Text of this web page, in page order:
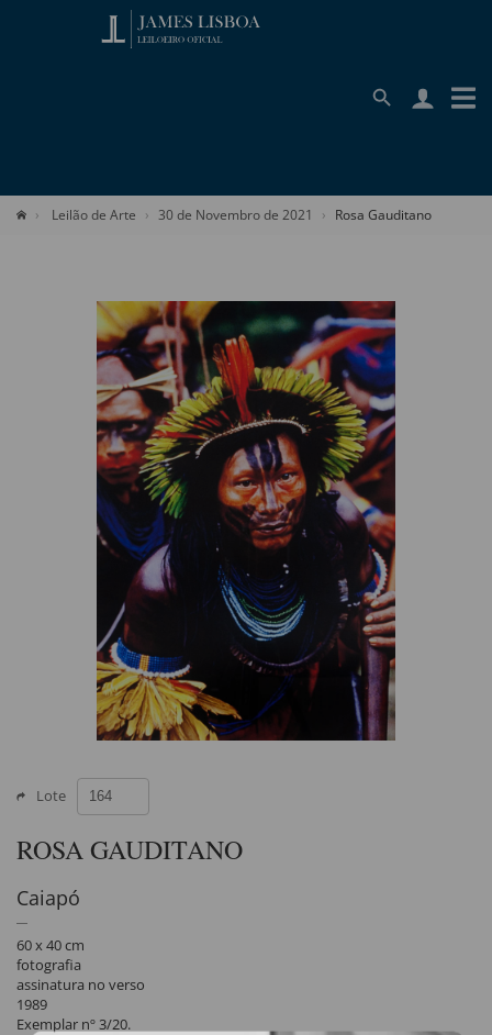
Leilão de Arte 30 de Novembro de 2021 Rosa Gauditano
Lote
ROSA GAUDITANO
Caiapó
60 x 40 cm
fotografia
assinatura no verso
1989
Exemplar nº 3/20.